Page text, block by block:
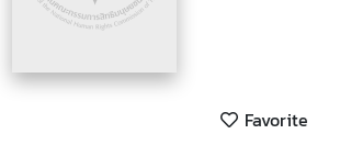
Favorite